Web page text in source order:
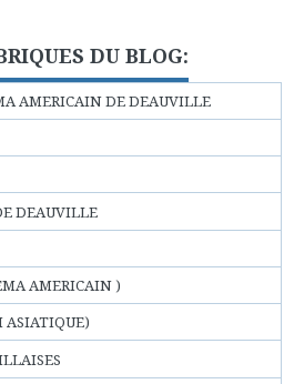
DU BLOG:
AMERICAIN DE DEAUVILLE
DEAUVILLE
AMERICAIN )
ASIATIQUE)